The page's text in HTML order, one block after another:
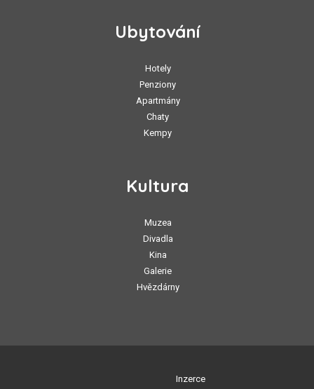
Ubytování
Hotely
Penziony
Apartmány
Chaty
Kempy
Kultura
Muzea
Divadla
Kina
Galerie
Hvězdárny
Inzerce